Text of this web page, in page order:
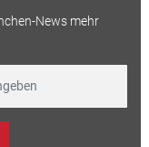
News mehr